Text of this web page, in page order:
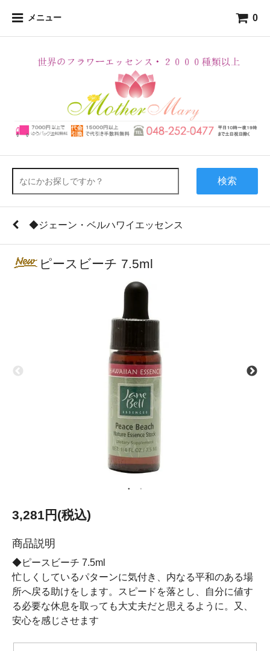
メニュー 0
検索
◆ジェーン・ベルハワイエッセンス
ピースビーチ 7.5ml
3,281円(税込)
商品説明
◆ピースビーチ 7.5ml
忙しくしているパターンに気付き、内なる平和のある場
所へ戻る助けをします。スピードを落とし、自分に値す
る必要な休息を取っても大丈夫だと思えるように。又、
安心を感じさせます